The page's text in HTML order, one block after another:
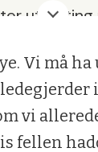
utsetting
i hele
grunnen til
Vi må ha
i
vi
fellen